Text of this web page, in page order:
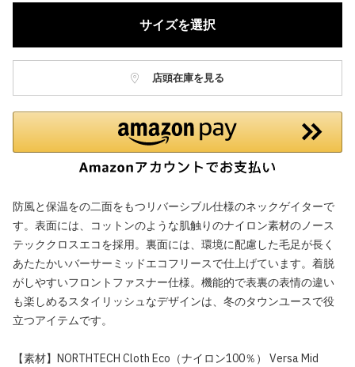
サイズを選択
店頭在庫を見る
防風と保温をの二面をもつリバーシブル仕様のネックゲイターで
す。表面には、コットンのような肌触りのナイロン素材のノース
テッククロスエコを採用。裏面には、環境に配慮した毛足が長く
あたたかいバーサーミッドエコフリースで仕上げています。着脱
がしやすいフロントファスナー仕様。機能的で表裏の表情の違い
も楽しめるスタイリッシュなデザインは、冬のタウンユースで役
立つアイテムです。
【素材】NORTHTECH Cloth Eco（ナイロン100％） Versa Mid